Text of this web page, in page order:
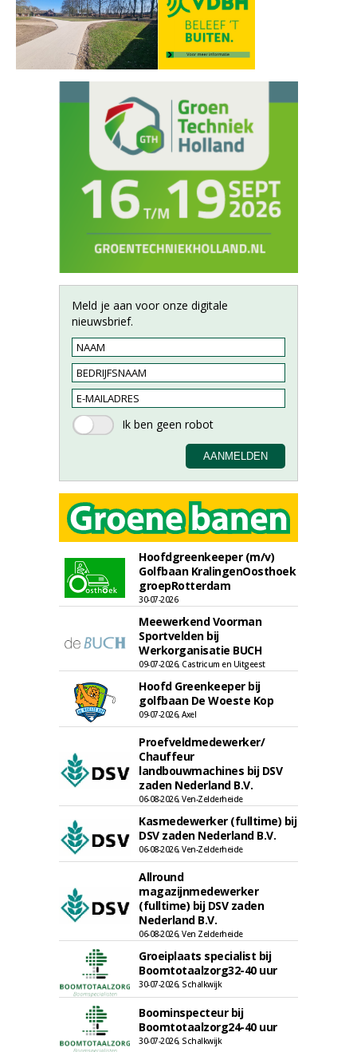
Meld je aan voor onze digitale
nieuwsbrief.
Hoofdgreenkeeper (m/v)
Golfbaan KralingenOosthoek
groepRotterdam
30-07-2026
Meewerkend Voorman
Sportvelden bij
Werkorganisatie BUCH
09-07-2026, Castricum en Uitgeest
Hoofd Greenkeeper bij
golfbaan De Woeste Kop
09-07-2026, Axel
Proefveldmedewerker/
Chauffeur
landbouwmachines bij DSV
zaden Nederland B.V.
06-08-2026, Ven-Zelderheide
Kasmedewerker (fulltime) bij
DSV zaden Nederland B.V.
06-08-2026, Ven-Zelderheide
Allround
magazijnmedewerker
(fulltime) bij DSV zaden
Nederland B.V.
06-08-2026, Ven Zelderheide
Groeiplaats specialist bij
Boomtotaalzorg32-40 uur
30-07-2026, Schalkwijk
Boominspecteur bij
Boomtotaalzorg24-40 uur
30-07-2026, Schalkwijk